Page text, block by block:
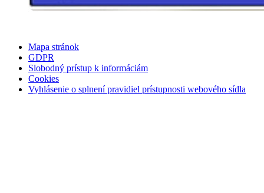
Mapa stránok
GDPR
Slobodný prístup k informáciám
Cookies
Vyhlásenie o splnení pravidiel prístupnosti webového sídla